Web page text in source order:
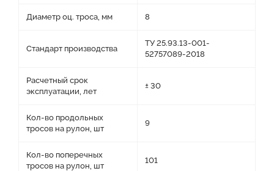
Диаметр оц. троса, мм 8
Стандарт производства
ТУ 25.93.13-001-
52757089-2018
Расчетный срок
эксплуатации, лет
± 30
Кол-во продольных
тросов на рулон, шт
9
Кол-во поперечных
тросов на рулон, шт
101